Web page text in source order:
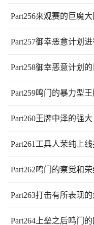
Part256来观赛的巨魔大
Part257御幸恶意计划
Part258御幸恶意计划
Part259鸣门的暴力型
Part260王牌中泽的强大
Part261工具人荣纯上
Part262鸣门的察觉和
Part263打击有所表现
Part264上垒之后鸣门